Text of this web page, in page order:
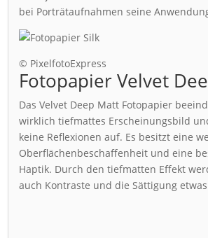
bei Porträtaufnahmen seine
© PixelfotoExpress
Fotopapier Velvet
Das Velvet Deep Matt Fotopapier
wirklich tiefmattes Erscheinungsbild
keine Reflexionen auf. Es besitzt eine
Oberflächenbeschaffenheit und eine
Haptik. Durch den tiefmatten Effekt
auch Kontraste und die Sättigung